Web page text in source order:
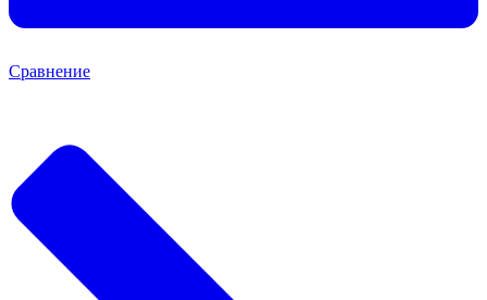
Сравнение